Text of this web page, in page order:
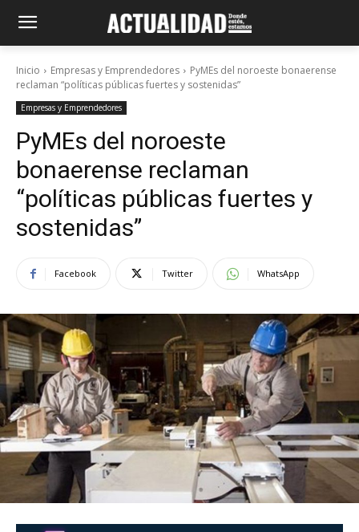
Inicio Empresas y Emprendedores
PyMEs del noroeste bonaerense
reclaman “políticas públicas fuertes y sostenidas”
Empresas y Emprendedores
PyMEs del noroeste
bonaerense reclaman
“políticas públicas fuertes y
sostenidas”
Facebook Twitter WhatsApp